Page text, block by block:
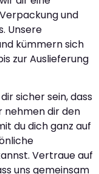
und
Unsere
kümmern sich
zur Auslieferung
sicher sein, dass
nehmen dir den
du dich ganz auf
Vertraue auf
uns gemeinsam